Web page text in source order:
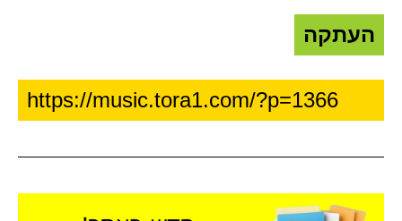
העתקה